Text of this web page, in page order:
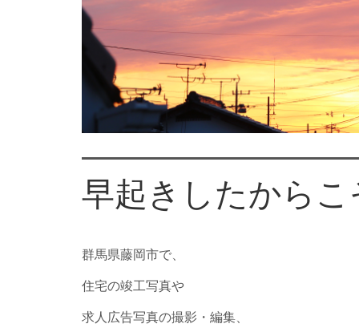
早起きしたからこ
群馬県藤岡市で、
住宅の竣工写真や
求人広告写真の撮影・編集、